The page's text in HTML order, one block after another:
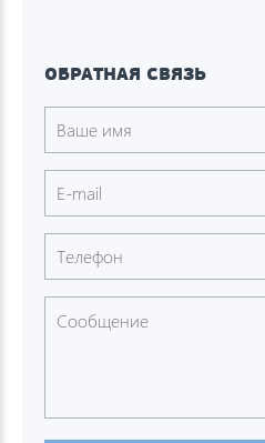
ОБРАТНАЯ СВЯЗЬ